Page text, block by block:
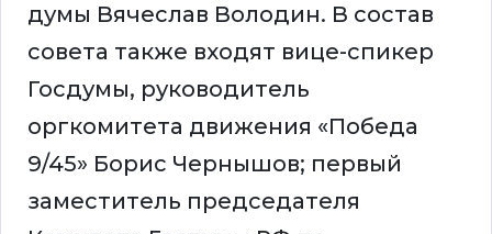
думы Вячеслав Володин. В состав
совета также входят вице-спикер
Госдумы, руководитель
оргкомитета движения «Победа
9/45» Борис Чернышов; первый
заместитель председателя